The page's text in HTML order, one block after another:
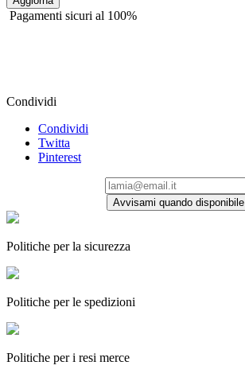
Pagamenti sicuri al 100%
Condividi
Condividi
Twitta
Pinterest
Avvisami quando disponibile
Politiche per la sicurezza
Politiche per le spedizioni
Politiche per i resi merce